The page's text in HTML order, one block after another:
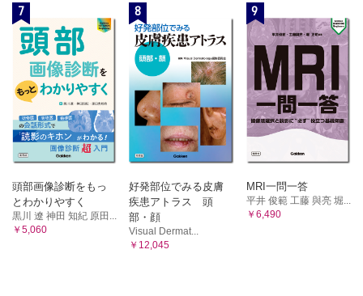
7
頭部画像診断をもっ
とわかりやすく
黒川 遼 神田 知紀 原田...
￥5,060
8
好発部位でみる皮膚
疾患アトラス 頭
部・顔
Visual Dermat...
￥12,045
9
MRI一問一答
平井 俊範 工藤 與亮 堀...
￥6,490